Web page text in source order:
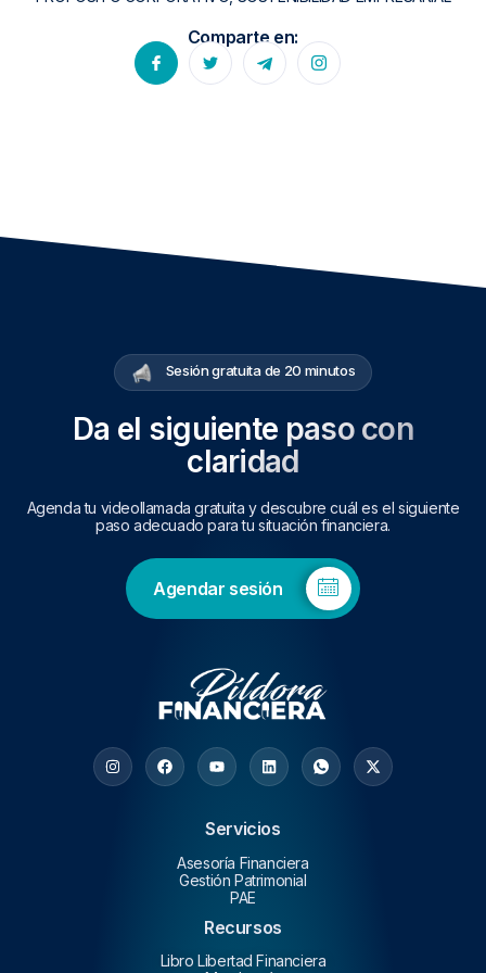
Comparte en:
Sesión gratuita de 20 minutos
Da el siguiente paso con
claridad
Agenda tu videollamada gratuita y descubre cuál es el siguiente
paso adecuado para tu situación financiera.
Agendar sesión
Servicios
Asesoría Financiera
Gestión Patrimonial
PAE
Recursos
Libro Libertad Financiera